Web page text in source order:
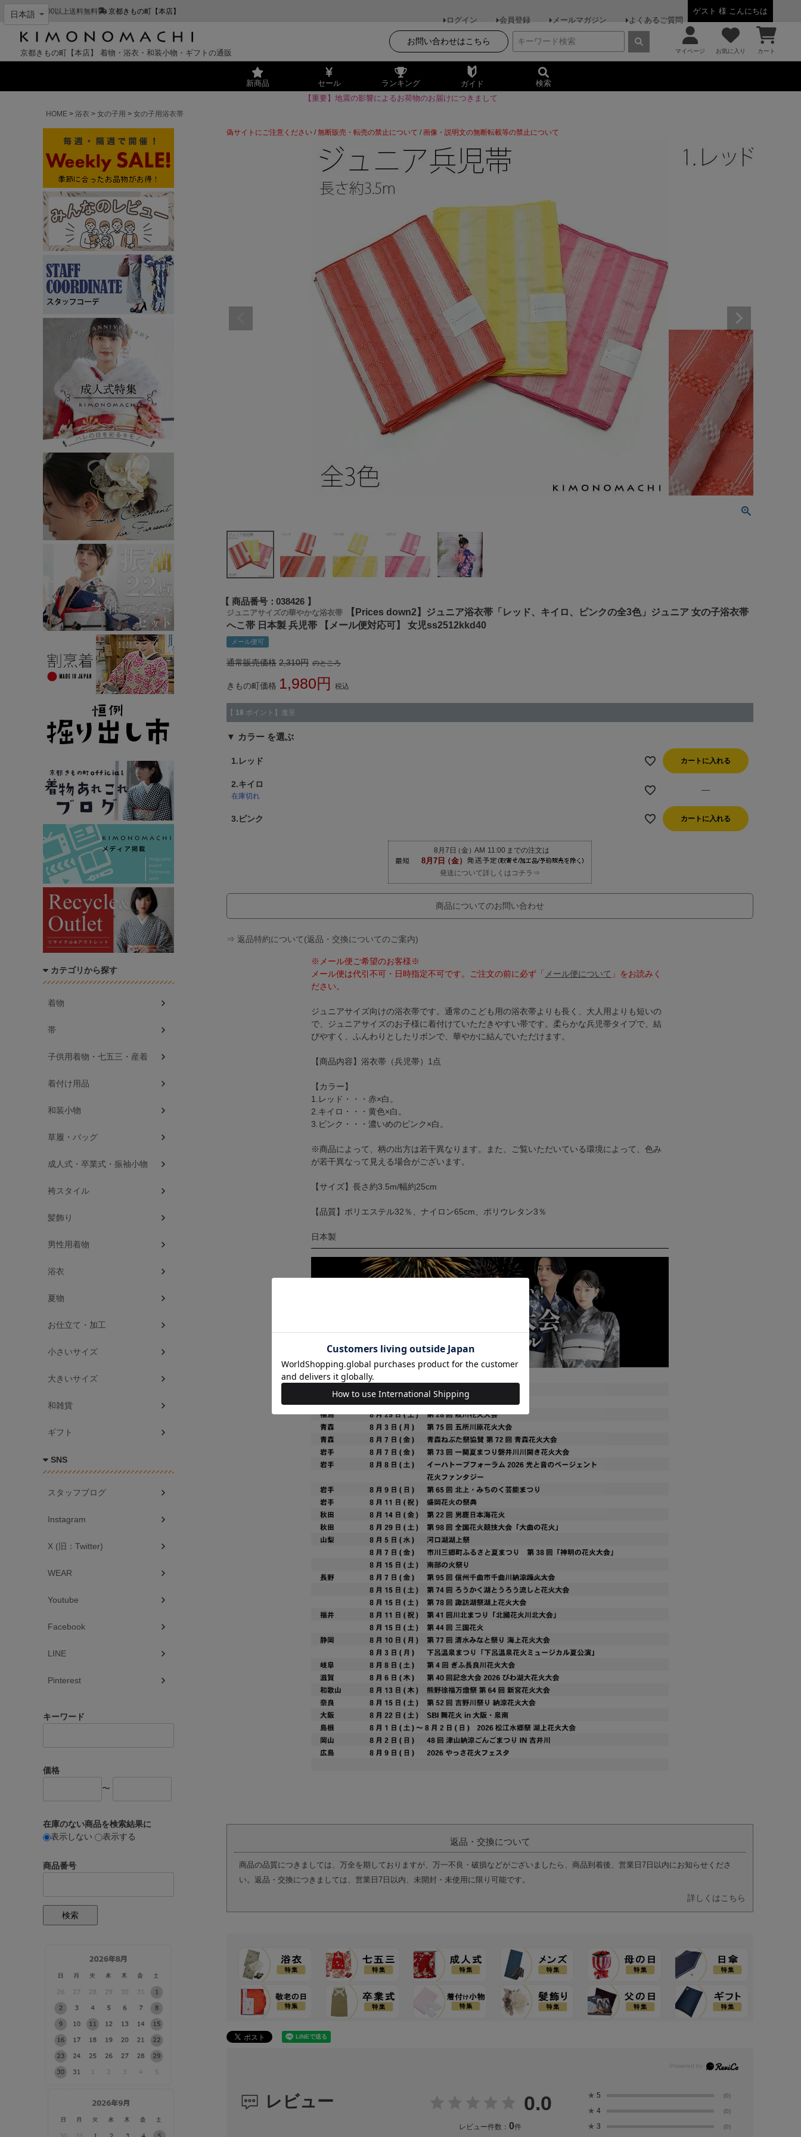
¥11,000以上送料無料 京都きもの町【本店】
ゲスト 様 こんにちは
ログイン
会員登録 メールマガジン よくあるご質問
京都きもの町【本店】 着物・浴衣・和装小物・ギフトの通販
お問い合わせはこちら
マイページ お気に入り カート
新商品 セール ランキング ガイド 検索
【重要】地震の影響によるお荷物のお届けにつきまして
HOME
浴衣 女の子用 女の子用浴衣帯
偽サイトにご注意ください / 無断販売・転売の禁止について / 画像・説明文の無断転載等の禁止について
商品番号 038426
ジュニアサイズの華やかな浴衣帯
【Prices down2】ジュニア浴衣帯「レッド、キイロ、ピンクの全3色」ジュニア 女の子浴衣帯
へこ帯 日本製 兵児帯 【メール便対応可】 女児ss2512kkd40
メール便可
通常販売価格 2,310 のところ
きもの町価格 1,980 税込
【 18 ポイント】進呈
カラー
1.レッド カートに入れる
2.キイロ
在庫切れ
—
3.ピンク カートに入れる
発送について詳しくはコチラ⇒
商品についてのお問い合わせ
⇒ 返品特約について(返品・交換についてのご案内)
※メール便ご希望のお客様※
メール便は代引不可・日時指定不可です。ご注文の前に必ず「 メール便について 」をお読みく
ださい。
ジュニアサイズ向けの浴衣帯です。通常のこども用の浴衣帯よりも長く、大人用よりも短いの
で、ジュニアサイズのお子様に着付けていただきやすい帯です。柔らかな兵児帯タイプで、結
びやすく、ふんわりとしたリボンで、華やかに結んでいただけます。
【商品内容】浴衣帯（兵児帯）1点
【カラー】
1.レッド・・・赤×白。
2.キイロ・・・黄色×白。
3.ピンク・・・濃いめのピンク×白。
※商品によって、柄の出方は若干異なります。また、ご覧いただいている環境によって、色み
が若干異なって見える場合がございます。
【サイズ】長さ約3.5m/幅約25cm
【品質】ポリエステル32％、ナイロン65cm、ポリウレタン3％
日本製
返品・交換について
商品の品質につきましては、万全を期しておりますが、万一不良・破損などがございましたら、商品到着後、営業日7日以内にお知らせくださ
い。返品・交換につきましては、営業日7日以内、未開封・未使用に限り可能です。
詳しくはこちら
レビュー 0.0
レビュー件数： 0件
★ 5 (0)
★ 4 (0)
★ 3 (0)
カテゴリから探す
着物
帯
子供用着物・七五三・産着
着付け用品
和装小物
草履・バッグ
成人式・卒業式・振袖小物
袴スタイル
髪飾り
男性用着物
浴衣
夏物
お仕立て・加工
小さいサイズ
大きいサイズ
和雑貨
ギフト
SNS
スタッフブログ
Instagram
X (旧：Twitter)
WEAR
Youtube
Facebook
LINE
Pinterest
キーワード
価格
〜
在庫のない商品を検索結果に
表示しない
表示する
商品番号
検索